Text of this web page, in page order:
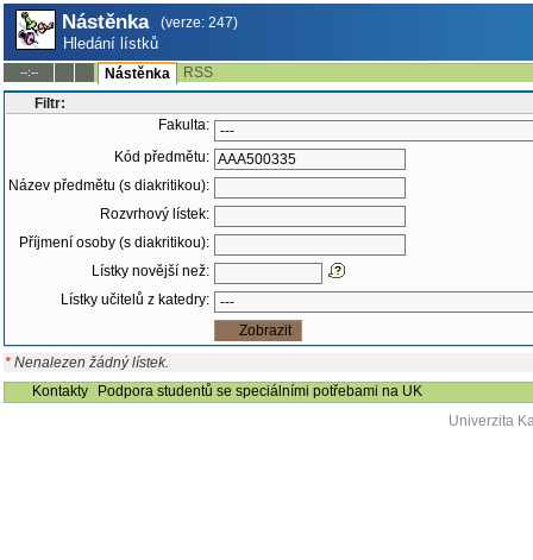
Nástěnka (verze: 247)
Hledání lístků
--:-- Nástěnka
RSS
Filtr:
Fakulta:
Kód předmětu:
Název předmětu (s diakritikou):
Rozvrhový lístek:
Příjmení osoby (s diakritikou):
Lístky novější než:
Lístky učitelů z katedry:
* Nenalezen žádný lístek.
Kontakty
Podpora studentů se speciálními potřebami na UK
Univerzita